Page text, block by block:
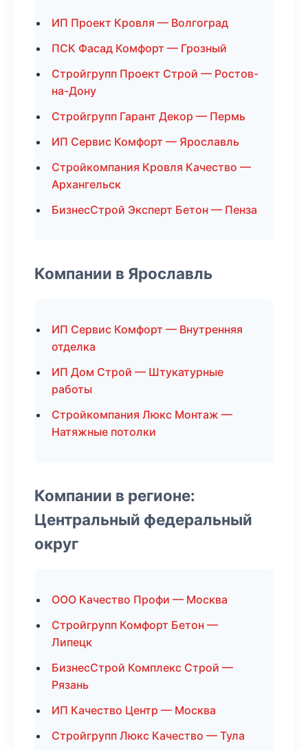
ИП Проект Кровля — Волгоград
ПСК Фасад Комфорт — Грозный
Стройгрупп Проект Строй — Ростов-
на-Дону
Стройгрупп Гарант Декор — Пермь
ИП Сервис Комфорт — Ярославль
Стройкомпания Кровля Качество —
Архангельск
БизнесСтрой Эксперт Бетон — Пенза
Компании в Ярославль
ИП Сервис Комфорт — Внутренняя
отделка
ИП Дом Строй — Штукатурные
работы
Стройкомпания Люкс Монтаж —
Натяжные потолки
Компании в регионе:
Центральный федеральный
округ
ООО Качество Профи — Москва
Стройгрупп Комфорт Бетон —
Липецк
БизнесСтрой Комплекс Строй —
Рязань
ИП Качество Центр — Москва
Стройгрупп Люкс Качество — Тула